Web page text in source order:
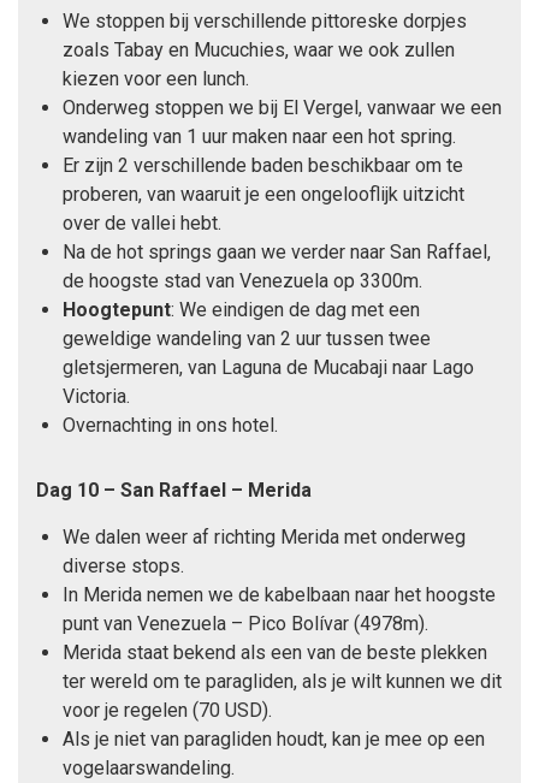
We stoppen bij verschillende pittoreske dorpjes
zoals Tabay en Mucuchies, waar we ook zullen
kiezen voor een lunch.
Onderweg stoppen we bij El Vergel, vanwaar we een
wandeling van 1 uur maken naar een hot spring.
Er zijn 2 verschillende baden beschikbaar om te
proberen, van waaruit je een ongelooflijk uitzicht
over de vallei hebt.
Na de hot springs gaan we verder naar San Raffael,
de hoogste stad van Venezuela op 3300m.
Hoogtepunt: We eindigen de dag met een
geweldige wandeling van 2 uur tussen twee
gletsjermeren, van Laguna de Mucabaji naar Lago
Victoria.
Overnachting in ons hotel.
Dag 10 – San Raffael – Merida
We dalen weer af richting Merida met onderweg
diverse stops.
In Merida nemen we de kabelbaan naar het hoogste
punt van Venezuela – Pico Bolívar (4978m).
Merida staat bekend als een van de beste plekken
ter wereld om te paragliden, als je wilt kunnen we dit
voor je regelen (70 USD).
Als je niet van paragliden houdt, kan je mee op een
vogelaarswandeling.